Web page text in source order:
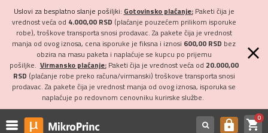
Uslovi za besplatno slanje pošiljki: Gotovinsko plaćanje:Paketi čija je
vrednost veća od 4.000,00 RSD (plaćanje pouzećem prilikom isporuke
robe), troškove transporta snosi prodavac. Za pakete čija je vrednost
manja od ovog iznosa, cena isporuke je fiksna i iznosi 600,00 RSD bez
obzira na masu paketa i naplaćuje se kupcu po prijemu
pošiljke. Virmansko plaćanje:Paketi čija je vrednost veća od 20.000,00
RSD (plaćanje robe preko računa/virmanski) troškove transporta snosi
prodavac. Za pakete čija je vrednost manja od ovog iznosa, isporuka se
naplaćuje po redovnom cenovniku kurirske službe.
https shopping_cart0